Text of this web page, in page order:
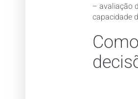
– avaliação
capacidade